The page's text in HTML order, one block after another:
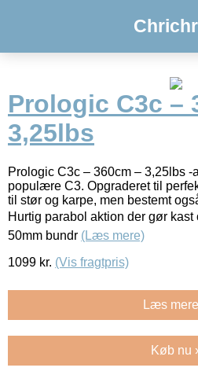
Prologic C3c –
3,25lbs
Prologic C3c – 360cm – 3,25lbs
populære C3. Opgraderet til
til stør og karpe, men bestemt
Hurtig parabol aktion der gør kast
50mm bundr (Læs mere)
1099 kr. (Vis fragtpris)
Læs
Køb nu